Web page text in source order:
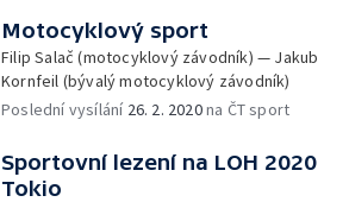
Motocyklový sport
Filip Salač (motocyklový závodník) — Jakub
Kornfeil (bývalý motocyklový závodník)
Poslední vysílání 26. 2. 2020na ČT sport
Sportovní lezení na LOH 2020
Tokio